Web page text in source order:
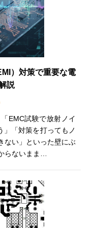
）対策で重要な電
説
EMC試験で放射ノイ
」「対策を打ってもノ
ない」といった壁にぶ
らないまま…